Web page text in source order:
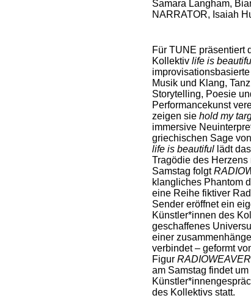
Samara Langham,
NARRATOR, Isaiah
Für TUNE präsentiert
Kollektivlife is
Musik und Klang,
Storytelling, Poesie
Performancekunst
zeigen siehold my
immersive
griechischen Sage
life is beautiful lädt
Tragödie des Herzens
Samstag folgt
klangliches Phantom
eine Reihe fiktiver
Sender eröffnet ein
Künstler*innen des
geschaffenes
einer
verbindet – geformt
FigurRADIOWEAVER
am Samstag findet
des Kollektivs statt.